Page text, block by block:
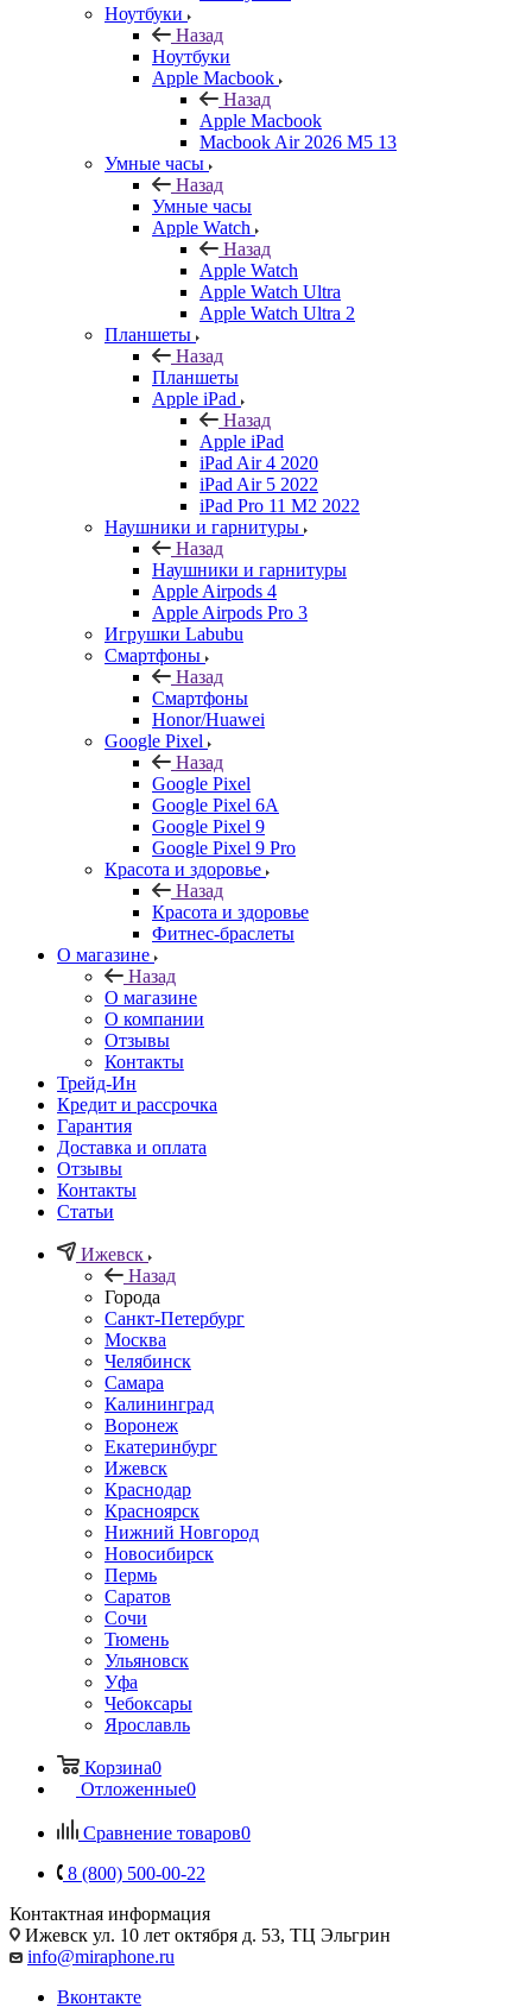
Ноутбуки
Назад
Ноутбуки
Apple Macbook
Назад
Apple Macbook
Macbook Air 2026 M5 13
Умные часы
Назад
Умные часы
Apple Watch
Назад
Apple Watch
Apple Watch Ultra
Apple Watch Ultra 2
Планшеты
Назад
Планшеты
Apple iPad
Назад
Apple iPad
iPad Air 4 2020
iPad Air 5 2022
iPad Pro 11 M2 2022
Наушники и гарнитуры
Назад
Наушники и гарнитуры
Apple Airpods 4
Apple Airpods Pro 3
Игрушки Labubu
Смартфоны
Назад
Смартфоны
Honor/Huawei
Google Pixel
Назад
Google Pixel
Google Pixel 6A
Google Pixel 9
Google Pixel 9 Pro
Красота и здоровье
Назад
Красота и здоровье
Фитнес-браслеты
О магазине
Назад
О магазине
О компании
Отзывы
Контакты
Трейд-Ин
Кредит и рассрочка
Гарантия
Доставка и оплата
Отзывы
Контакты
Статьи
Ижевск
Назад
Города
Санкт-Петербург
Москва
Челябинск
Самара
Калининград
Воронеж
Екатеринбург
Ижевск
Краснодар
Красноярск
Нижний Новгород
Новосибирск
Пермь
Саратов
Сочи
Тюмень
Ульяновск
Уфа
Чебоксары
Ярославль
Корзина0
Отложенные0
Сравнение товаров0
8 (800) 500-00-22
Контактная информация
Ижевск ул. 10 лет октября д. 53, ТЦ Эльгрин
info@miraphone.ru
Вконтакте